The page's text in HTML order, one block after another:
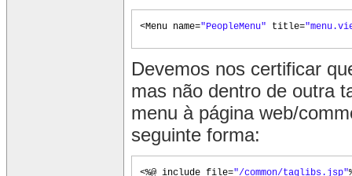
<Menu name="PeopleMenu" title=
Devemos nos certificar
mas não dentro de outra
menu à página web/
seguinte forma:
<%@ include file="/common/taglibs.jsp"